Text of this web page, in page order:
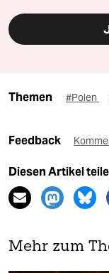
Themen #Polen
Feedback
Diesen Artikel
Mehr zum